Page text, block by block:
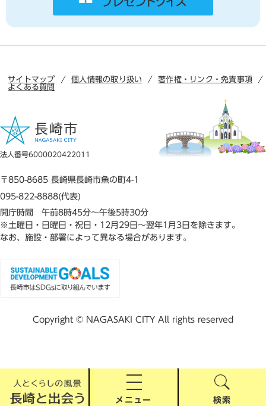
メニュー 検索
サイトマップ 個人情報の取り扱い
著作権・リンク・免責事項
よくある質問
法人番号6000020422011
〒850-8685 長崎県長崎市魚の町4-1
095-822-8888(代表)
開庁時間 午前8時45分～午後5時30分
※土曜日・日曜日・祝日・12月29日～翌年1月3日を除きます。
なお、施設・部署によって異なる場合があります。
Copyright © NAGASAKI CITY All rights reserved